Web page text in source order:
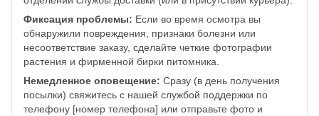
Фиксация проблемы: Если во время осмотра вы
обнаружили повреждения, признаки болезни или
несоответствие заказу, сделайте четкие фотографии
растения и фирменной бирки питомника.
Немедленное оповещение: Сразу (в день получения
посылки) свяжитесь с нашей службой поддержки по
телефону [номер телефона] или отправьте фото и